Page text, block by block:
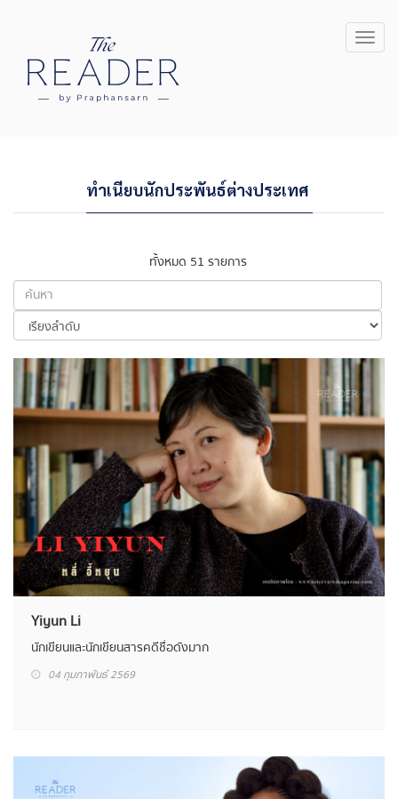
ทำเนียบนักประพันธ์ต่างประเทศ
ทั้งหมด 51 รายการ
Yiyun Li
นักเขียนและนักเขียนสารคดีชื่อดังมาก
04 กุมภาพันธ์ 2569